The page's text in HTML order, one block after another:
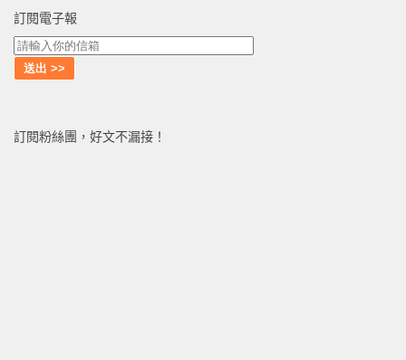
訂閱電子報
訂閱粉絲團，好文不漏接！